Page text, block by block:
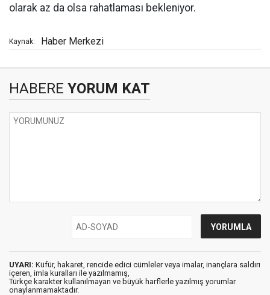
olarak az da olsa rahatlaması bekleniyor.
Kaynak: Haber Merkezi
HABERE YORUM KAT
UYARI: Küfür, hakaret, rencide edici cümleler veya imalar, inançlara saldırı
içeren, imla kuralları ile yazılmamış,
Türkçe karakter kullanılmayan ve büyük harflerle yazılmış yorumlar
onaylanmamaktadır.